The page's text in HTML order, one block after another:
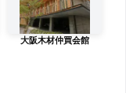
大阪木材仲買会館